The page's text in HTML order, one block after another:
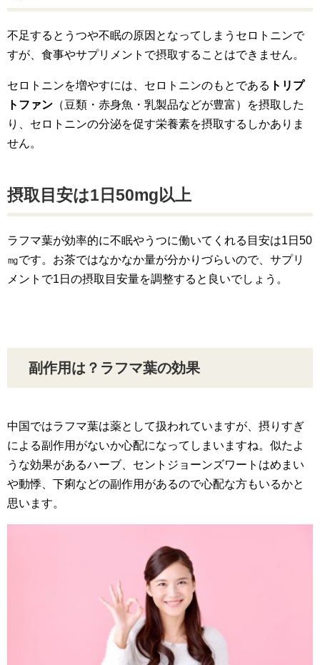
不足するとうつや不眠の原因となってしまうセロトニンで
すが、食事やサプリメントで摂取することはできません。
セロトニンを増やすには、セロトニンのもとである トリプ
トファン （豆類・赤身魚・乳製品などが豊富）を摂取した
り、セロトニンの分泌を促す栄養素を摂取するしかありま
せん。
摂取目安は1日50mg以上
ラフマ葉が効率的に不眠やうつに働いてくれる目安は1日50
㎎です。お茶ではなかなか量が分かりづらいので、サプリ
メントで1日の摂取目安量を調整すると良いでしょう。
副作用は？ラフマ葉の効果
中国ではラフマ葉は薬として扱われていますが、摂りすぎ
による副作用がないか心配になってしまいますね。似たよ
うな効果があるハーブ、セントジョーンズワートはめまい
や動悸、下痢などの副作用があるので心配な方もいるかと
思います。